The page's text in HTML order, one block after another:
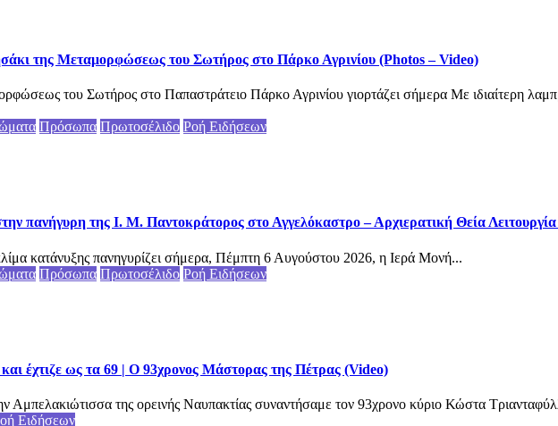
της Μεταμορφώσεως του Σωτήρος στο Πάρκο Αγρινίου (Photos – Video)
του Σωτήρος στο Παπαστράτειο Πάρκο Αγρινίου γιορτάζει σήμερα Με ιδιαίτερη
Πρόσωπα Πρωτοσέλιδο Ροή Ειδήσεων
πανήγυρη της Ι. Μ. Παντοκράτορος στο Αγγελόκαστρο – Αρχιερατική Θεία
κατάνυξης πανηγυρίζει σήμερα, Πέμπτη 6 Αυγούστου 2026, η Ιερά Μονή...
Πρόσωπα Πρωτοσέλιδο Ροή Ειδήσεων
έχτιζε ως τα 69 | Ο 93χρονος Μάστορας της Πέτρας (Video)
της ορεινής Ναυπακτίας συναντήσαμε τον 93χρονο κύριο Κώστα
Ειδήσεων